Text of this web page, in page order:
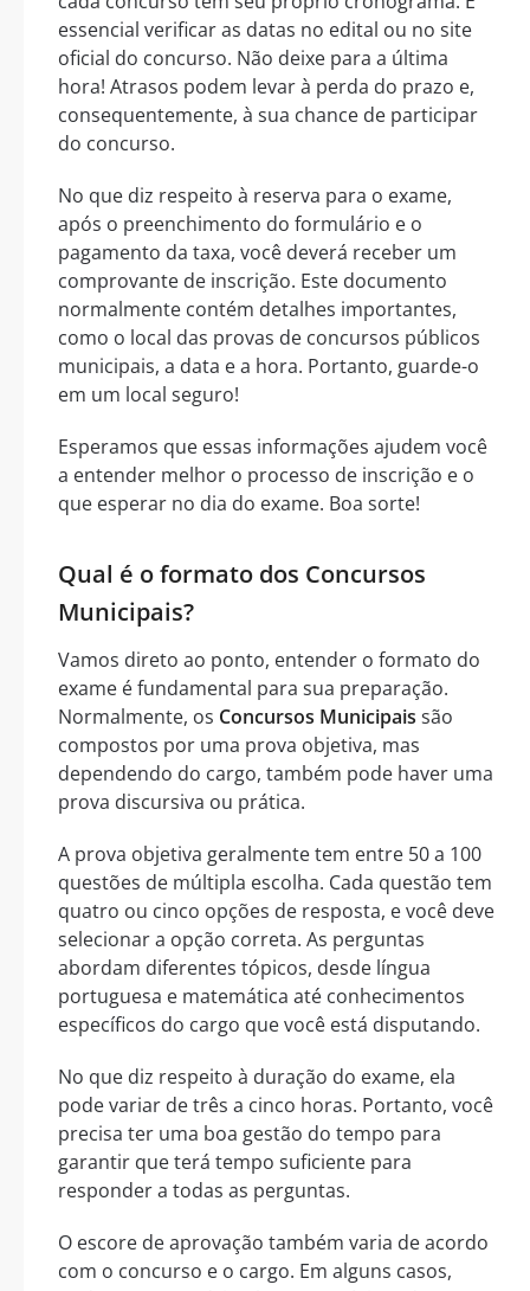
essencial verificar as datas no edital ou no site
oficial do concurso. Não deixe para a última
hora! Atrasos podem levar à perda do prazo e,
consequentemente, à sua chance de participar
do concurso.
No que diz respeito à reserva para o exame,
após o preenchimento do formulário e o
pagamento da taxa, você deverá receber um
comprovante de inscrição. Este documento
normalmente contém detalhes importantes,
como o local das provas de concursos públicos
municipais, a data e a hora. Portanto, guarde-o
em um local seguro!
Esperamos que essas informações ajudem você
a entender melhor o processo de inscrição e o
que esperar no dia do exame. Boa sorte!
Qual é o formato dos Concursos
Municipais?
Vamos direto ao ponto, entender o formato do
exame é fundamental para sua preparação.
Normalmente, os Concursos Municipais são
compostos por uma prova objetiva, mas
dependendo do cargo, também pode haver uma
prova discursiva ou prática.
A prova objetiva geralmente tem entre 50 a 100
questões de múltipla escolha. Cada questão tem
quatro ou cinco opções de resposta, e você deve
selecionar a opção correta. As perguntas
abordam diferentes tópicos, desde língua
portuguesa e matemática até conhecimentos
específicos do cargo que você está disputando.
No que diz respeito à duração do exame, ela
pode variar de três a cinco horas. Portanto, você
precisa ter uma boa gestão do tempo para
garantir que terá tempo suficiente para
responder a todas as perguntas.
O escore de aprovação também varia de acordo
com o concurso e o cargo. Em alguns casos,